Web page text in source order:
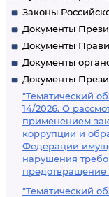
Законы
Документы
Документы
Документы
Документы
"Тематический
14/2026. О
применением
коррупции и
Федерации
нарушения
"Тематический